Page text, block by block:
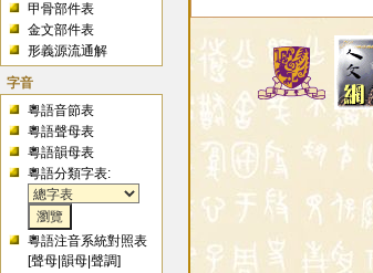
甲骨部件表
金文部件表
形義源流通解
字音
粵語音節表
粵語聲母表
粵語韻母表
粵語分類字表:
粵語注音系統對照表
[聲母 |韻母 |聲調]